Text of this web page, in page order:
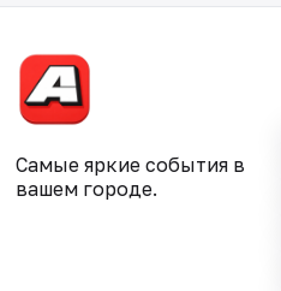
Самые яркие события в
вашем городе.